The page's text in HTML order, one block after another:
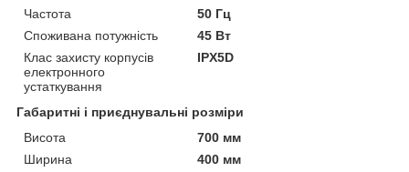
Частота
50 Гц
Споживана потужність
45 Вт
Клас захисту корпусів
електронного
устаткування
IPX5D
Габаритні і приєднувальні розміри
Висота
700 мм
Ширина
400 мм